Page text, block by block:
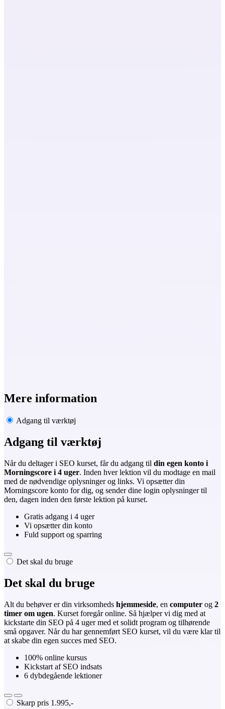
Mere information
Adgang til værktøj
Adgang til værktøj
Når du deltager i SEO kurset, får du adgang til din egen konto i
Morningscore i 4 uger. Inden hver lektion vil du modtage en mail
med de nødvendige oplysninger og links. Vi opsætter din
Morningscore konto for dig, og sender dine login oplysninger til
den, dagen inden den første lektion på kurset.
Gratis adgang i 4 uger
Vi opsætter din konto
Fuld support og sparring
Det skal du bruge
Det skal du bruge
Alt du behøver er din virksomheds hjemmeside, en computer og 2
timer om ugen. Kurset foregår online. Så hjælper vi dig med at
kickstarte din SEO på 4 uger med et solidt program og tilhørende
små opgaver. Når du har gennemført SEO kurset, vil du være klar til
at skabe din egen succes med SEO.
100% online kursus
Kickstart af SEO indsats
6 dybdegående lektioner
Skarp pris 1.995,-